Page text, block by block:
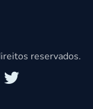
reservados.